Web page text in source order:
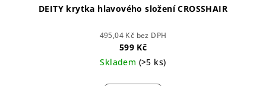
DEITY krytka hlavového složení CROSSHAIR
495,04 Kč bez DPH
599 Kč
Skladem (>5 ks)